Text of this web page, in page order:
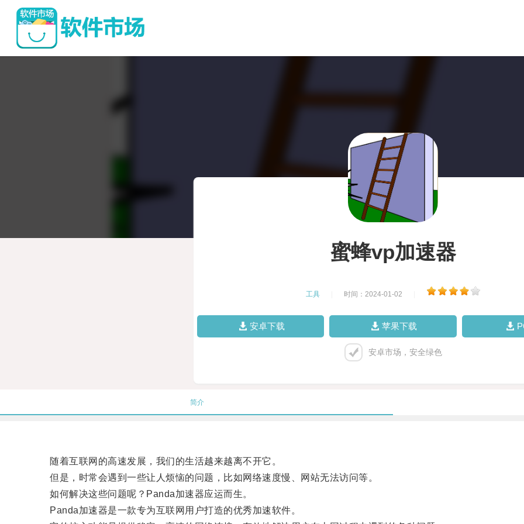
蜜蜂vp加速器
工具 时间：2024-01-02
安卓下载 苹果下载
安卓市场，安全绿色
简介
随着互联网的高速发展，我们的生活越来越离不开它。
但是，时常会遇到一些让人烦恼的问题，比如网络速度慢、网站无法访问等。
如何解决这些问题呢？Panda加速器应运而生。
Panda加速器是一款专为互联网用户打造的优秀加速软件。